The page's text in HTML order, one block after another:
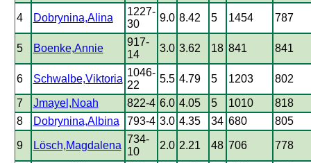
4 Dobrynina,Alina
1227-
30
9.0 8.42 5 1454 787
5 Boenke,Annie
917-
14
3.0 3.62 18 841 841
6 Schwalbe,Viktoria
1046-
22
5.5 4.79 5 1203 802
7 Jmayel,Noah 822-4 6.0 4.05 5 1010
818
8
Dobrynina,Albina 793-4 3.0 4.35 34 680 805
9 Lösch,Magdalena
734-
10
2.0 2.21 48 706 778